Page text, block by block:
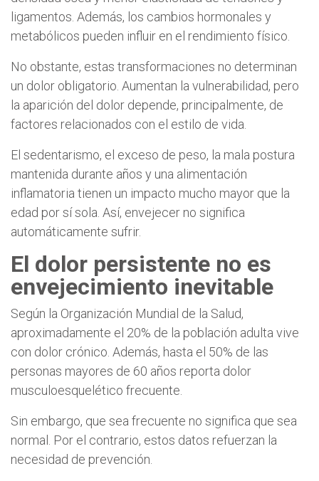
ligamentos. Además, los cambios hormonales y
metabólicos pueden influir en el rendimiento físico.
No obstante, estas transformaciones no determinan
un dolor obligatorio. Aumentan la vulnerabilidad, pero
la aparición del dolor depende, principalmente, de
factores relacionados con el estilo de vida.
El sedentarismo, el exceso de peso, la mala postura
mantenida durante años y una alimentación
inflamatoria tienen un impacto mucho mayor que la
edad por sí sola. Así, envejecer no significa
automáticamente sufrir.
El dolor persistente no es
envejecimiento inevitable
Según la Organización Mundial de la Salud,
aproximadamente el 20% de la población adulta vive
con dolor crónico. Además, hasta el 50% de las
personas mayores de 60 años reporta dolor
musculoesquelético frecuente.
Sin embargo, que sea frecuente no significa que sea
normal. Por el contrario, estos datos refuerzan la
necesidad de prevención.